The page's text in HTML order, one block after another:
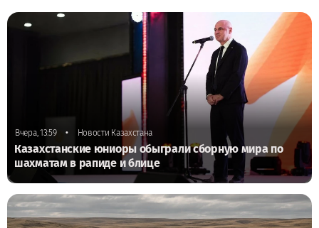
Вчера, 13:59 • Новости Казахстана
Казахстанские юниоры обыграли сборную мира по
шахматам в рапиде и блице